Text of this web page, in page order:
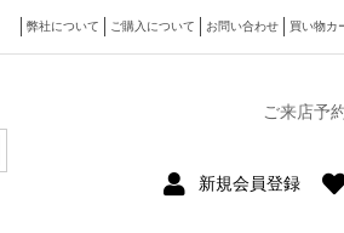
弊社について ご購入について お問い合わせ 買い物カ
ご来店予
新規会員登録